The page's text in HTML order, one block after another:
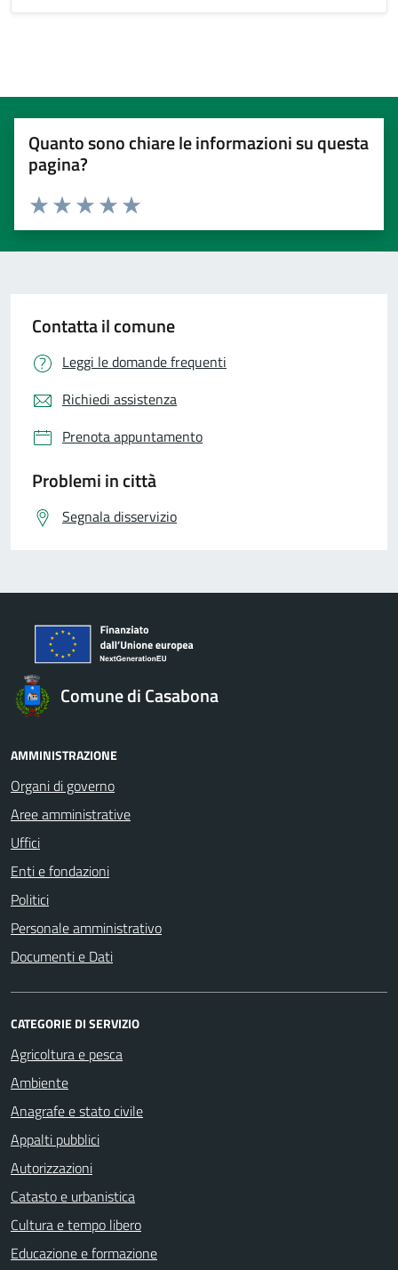
Quanto sono chiare le informazioni su questa
pagina?
Valuta 5 stelle su 5
Valuta 4 stelle su 5
Valuta 3 stelle su 5
Valuta 2 stelle su 5
Valuta 1 stelle su 5
Contatta il comune
Leggi le domande frequenti
Richiedi assistenza
Prenota appuntamento
Problemi in città
Segnala disservizio
Comune di Casabona
AMMINISTRAZIONE
Organi di governo
Aree amministrative
Uffici
Enti e fondazioni
Politici
Personale amministrativo
Documenti e Dati
CATEGORIE DI SERVIZIO
Agricoltura e pesca
Ambiente
Anagrafe e stato civile
Appalti pubblici
Autorizzazioni
Catasto e urbanistica
Cultura e tempo libero
Educazione e formazione